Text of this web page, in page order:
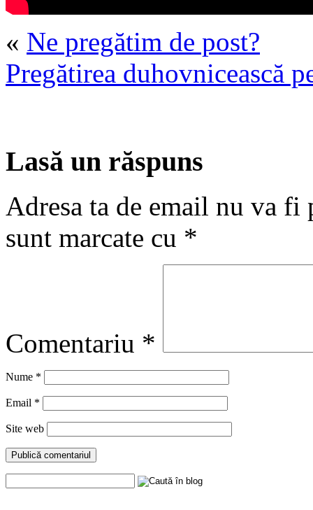
« Ne pregătim de post?
Pregătirea duhovnicească
Lasă un răspuns
Adresa ta de email nu va fi
sunt marcate cu *
Comentariu *
Nume *
Email *
Site web